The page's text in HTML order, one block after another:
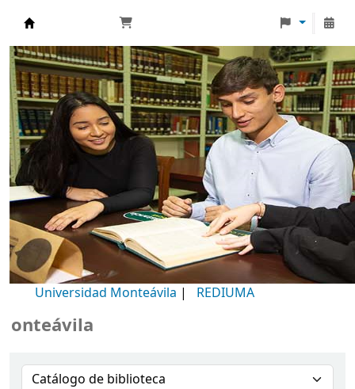
Biblioteca Universidad Monteávila
Universidad Monteávila | REDIUMA